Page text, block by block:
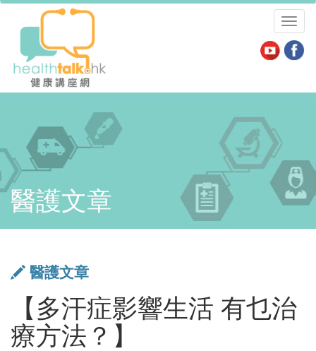
醫護文章
醫護文章
【多汗症影響生活 有乜治
療方法？】